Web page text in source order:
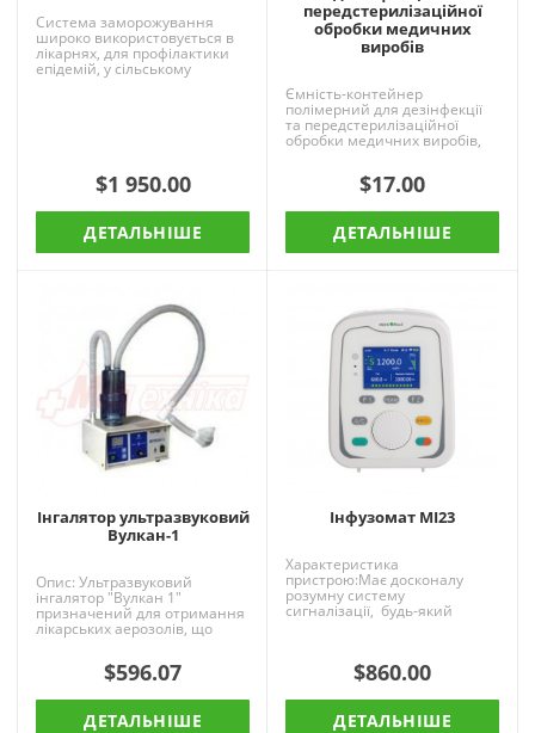
Система заморожування
широко використовується в
лікарнях, для профілактики
епідемій, у сільському
господарстві, лісовому
$1 950.00
ДЕТАЛЬНІШЕ
передстерилізаційної
обробки медичних
виробів
Ємність-контейнер
полімерний для дезінфекції
та передстерилізаційної
обробки медичних виробів,
опції: ЄДПО 1/3/5/10 л...
$17.00
ДЕТАЛЬНІШЕ
Інгалятор ультразвуковий
Вулкан-1
Опис: Ультразвуковий
інгалятор "Вулкан 1"
призначений для отримання
лікарських аерозолів, що
володіють високою здатністю
проникати в легені.
Аерозольн..$596.07
ДЕТАЛЬНІШЕ
Інфузомат MI23
Характеристика
пристрою:Має досконалу
розумну систему
сигналізації, будь-який
стандартний набір для
$860.00
ДЕТАЛЬНІШЕ